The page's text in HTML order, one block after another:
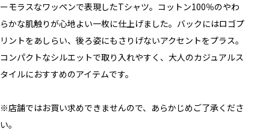
ーモラスなワッペンで表現したTシャツ。コットン100％のやわ
らかな肌触りが心地よい一枚に仕上げました。バックにはロゴプ
リントをあしらい、後ろ姿にもさりげないアクセントをプラス。
コンパクトなシルエットで取り入れやすく、大人のカジュアルス
タイルにおすすめのアイテムです。
※店舗ではお買い求めできませんので、あらかじめご了承くださ
い。